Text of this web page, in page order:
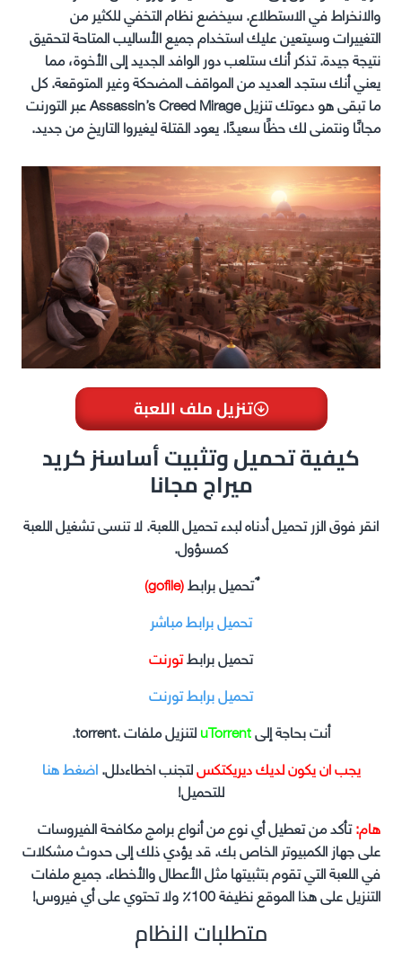
والانخراط في الاستطلاع. سيخضع نظام التخفي للكثير من
التغييرات وسيتعين عليك استخدام جميع الأساليب المتاحة لتحقيق
نتيجة جيدة. تذكر أنك ستلعب دور الوافد الجديد إلى الأخوة، مما
يعني أنك ستجد العديد من المواقف المضحكة وغير المتوقعة. كل
ما تبقى هو دعوتك تنزيل Assassin’s Creed Mirage عبر التورنت
مجانًا ونتمنى لك حظًا سعيدًا. يعود القتلة ليغيروا التاريخ من جديد.
تنزيل ملف اللعبة
كيفية تحميل وتثبيت أساسنز كريد
ميراج مجانا
انقر فوق الزر تحميل أدناه لبدء تحميل اللعبة. لا تنسى تشغيل اللعبة
كمسؤول.
ٌ تحميل برابط(gofile)
تحميل برابط مباشر
تحميل برابطتورنت
تحميل برابط تورنت
أنت بحاجة إلىuTorrentلتنزيل ملفات .torrent.
يجب ان يكون لديك ديريكتكسلتجنب اخطاءدلل.اضغط هنا
للتحميل!
هام:تأكد من تعطيل أي نوع من أنواع برامج مكافحة الفيروسات
على جهاز الكمبيوتر الخاص بك. قد يؤدي ذلك إلى حدوث مشكلات
في اللعبة التي تقوم بتثبيتها مثل الأعطال والأخطاء. جميع ملفات
التنزيل على هذا الموقع نظيفة 100٪ ولا تحتوي على أي فيروس!
متطلبات النظام